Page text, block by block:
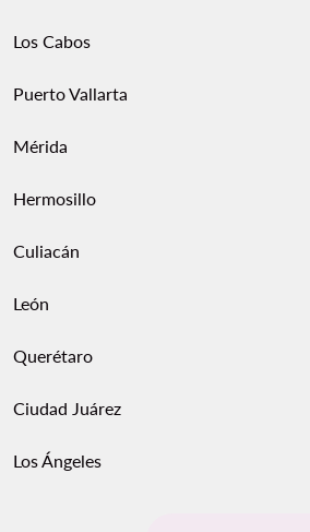
Los Cabos
Puerto Vallarta
Mérida
Hermosillo
Culiacán
León
Querétaro
Ciudad Juárez
Los Ángeles